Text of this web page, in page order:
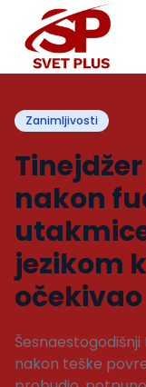
Zanimljivosti
nakon
jezikom
očekivao
nakon teške